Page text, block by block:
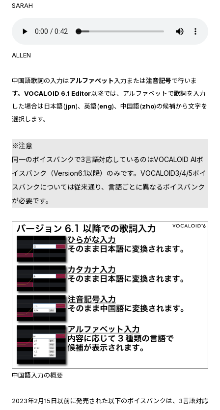
SARAH
ALLEN
中国語歌詞の入力はアルファベット入力または注音記号で行いま
す。 VOCALOID 6.1 Editor以降では、アルファベットで歌詞を入力
した場合は日本語(jpn)、英語(eng)、中国語(zho)の候補から文字を
選択します。
※注意
同一のボイスバンクで3言語対応しているのはVOCALOID AIボ
イスバンク（Version6.1以降）のみです。VOCALOID3/4/5ボイ
スバンクについては従来通り、言語ごとに異なるボイスバンク
が必要です。
中国語入力の概要
2023年2月15日以前に発売された以下のボイスバンクは、3言語対応